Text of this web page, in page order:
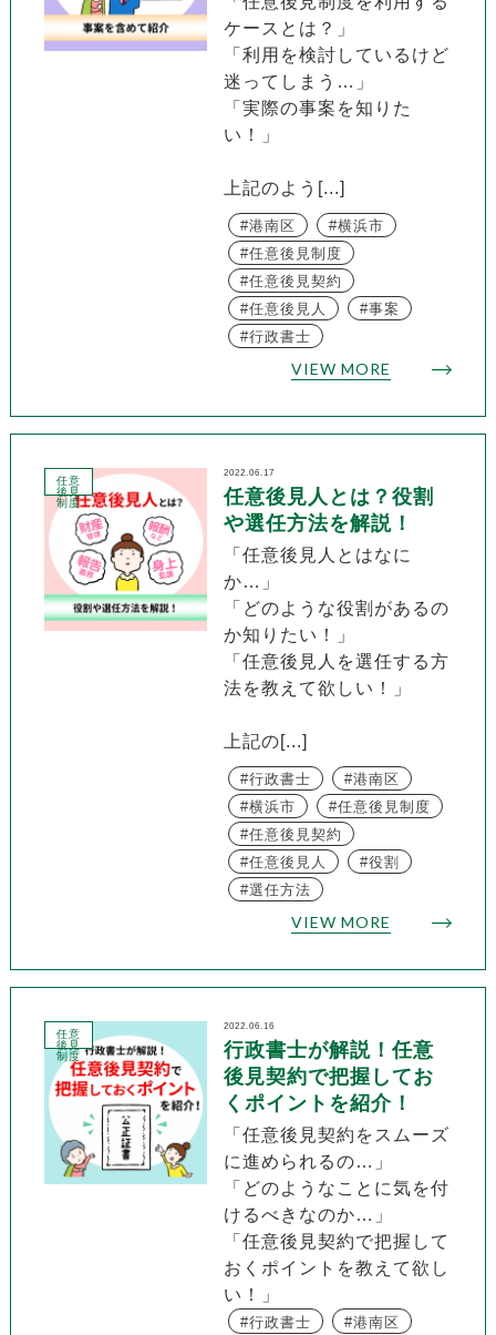
ケースとは？」
「利用を検討しているけど
迷ってしまう…」
「実際の事案を知りた
い！」
上記のよう[...]
港南区
横浜市
任意後見制度
任意後見契約
任意後見人
事案
行政書士
VIEW MORE
任意
後見
制度
2022.06.17
任意後見人とは？役割
や選任方法を解説！
「任意後見人とはなに
か…」
「どのような役割があるの
か知りたい！」
「任意後見人を選任する方
法を教えて欲しい！」
上記の[...]
行政書士
港南区
横浜市
任意後見制度
任意後見契約
任意後見人
役割
選任方法
VIEW MORE
任意
後見
制度
2022.06.16
行政書士が解説！任意
後見契約で把握してお
くポイントを紹介！
「任意後見契約をスムーズ
に進められるの…」
「どのようなことに気を付
けるべきなのか…」
「任意後見契約で把握して
おくポイントを教えて欲し
い！」
行政書士
港南区